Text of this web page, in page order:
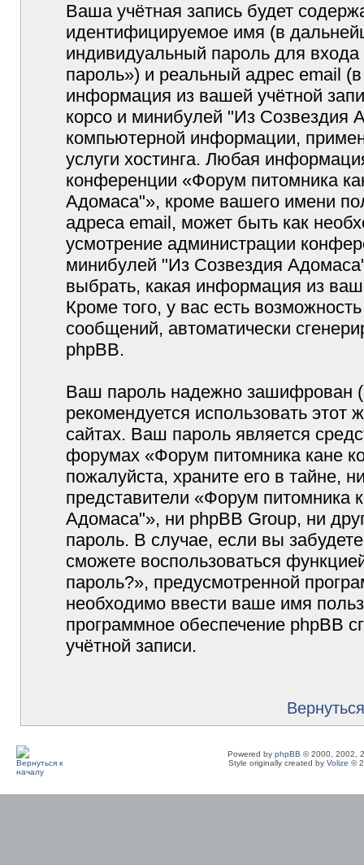
Ваша учётная запись будет
идентифицируемое имя (в
индивидуальный пароль для
пароль») и реальный адрес email
информация из вашей учётной
корсо и минибулей "Из Созвездия
компьютерной информации,
услуги хостинга. Любая
конференции «Форум питомника
Адомаса"», кроме вашего имени
адреса email, может быть как
усмотрение администрации
минибулей "Из Созвездия
выбрать, какая информация из
Кроме того, у вас есть
сообщений, автоматически
phpBB.
Ваш пароль надежно зашифрован
рекомендуется использовать этот
сайтах. Ваш пароль является
форумах «Форум питомника кане
пожалуйста, храните его в тайне,
представители «Форум питомника
Адомаса"», ни phpBB Group, ни
пароль. В случае, если вы
сможете воспользоваться
пароль?», предусмотренной
необходимо ввести ваше имя
программное обеспечение phpBB
учётной записи.
Powered by phpBB © 2000, 2002,
Style originally created by Volize ©